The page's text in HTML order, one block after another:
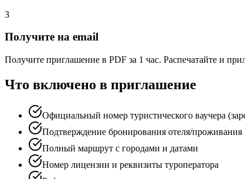
3
Получите на email
Получите приглашение в PDF за 1 час. Распечатайте и
Что включено в приглашение
Официальный номер туристического ваучера
Подтверждение бронирования отеля/проживания
Полный маршрут с городами и датами
Номер лицензии и реквизиты туроператора